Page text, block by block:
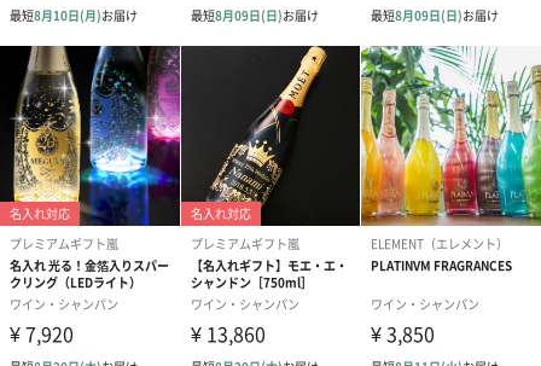
結婚祝い（御結婚御
祝）（110円）
出産祝い（御出産御
祝）（110円）
内祝い_蝶結
（110円）
生花